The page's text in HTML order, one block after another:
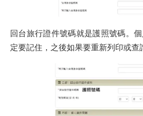
回台旅行證件號碼就是護照號碼。
定要記住，之後如果要重新列印或查